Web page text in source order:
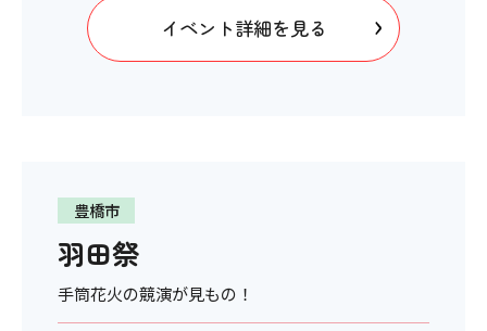
イベント詳細を見る
豊橋市
羽田祭
手筒花火の競演が見もの！